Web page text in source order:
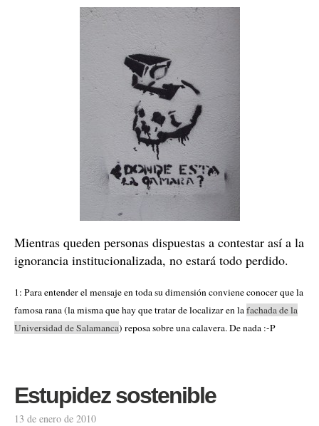
Mientras queden personas dispuestas a contestar así a la
ignorancia institucionalizada, no estará todo perdido.
1: Para entender el mensaje en toda su dimensión conviene conocer que la
famosa rana (la misma que hay que tratar de localizar en lafachada de la
Universidad de Salamanca) reposa sobre una calavera. De nada :-P
Estupidez sostenible
13 de enero de 2010